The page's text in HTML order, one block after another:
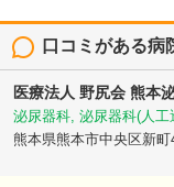
口コミがある病
医療法人 野尻会 熊本
泌尿器科, 泌尿器科(人
熊本県熊本市中央区新町